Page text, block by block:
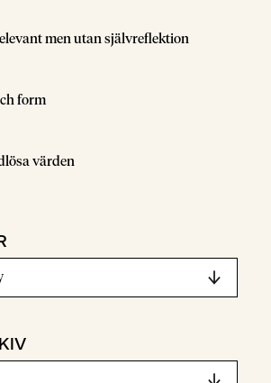
men utan självreflektion
form
värden